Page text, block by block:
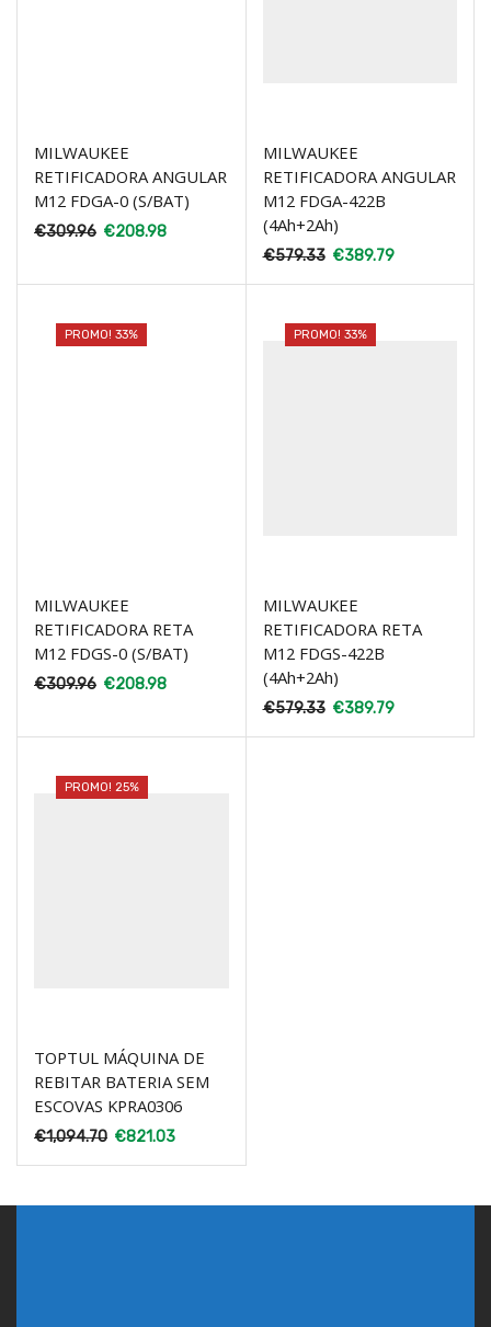
MILWAUKEE
RETIFICADORA ANGULAR
M12 FDGA-0 (S/BAT)
€309.96 €208.98
MILWAUKEE
RETIFICADORA ANGULAR
M12 FDGA-422B
(4Ah+2Ah)
€579.33 €389.79
PROMO! 33%
MILWAUKEE
RETIFICADORA RETA
M12 FDGS-0 (S/BAT)
€309.96 €208.98
PROMO! 33%
MILWAUKEE
RETIFICADORA RETA
M12 FDGS-422B
(4Ah+2Ah)
€579.33 €389.79
PROMO! 25%
TOPTUL MÁQUINA DE
REBITAR BATERIA SEM
ESCOVAS KPRA0306
€1,094.70 €821.03